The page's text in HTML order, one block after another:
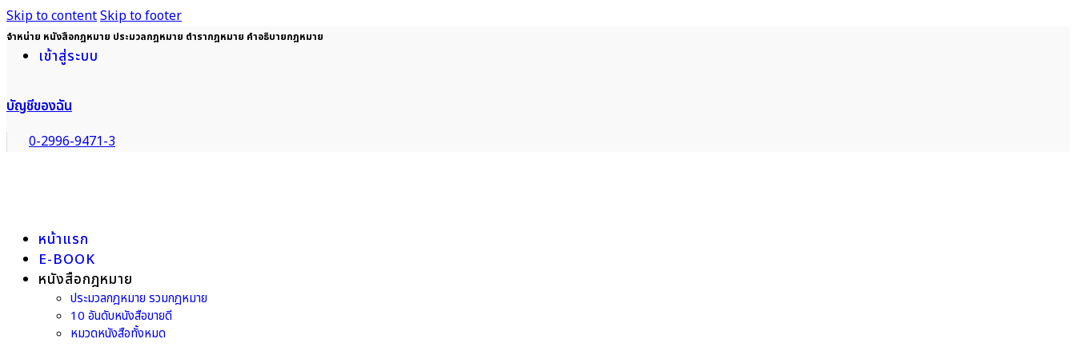
Skip to contentSkip to footer
จำหน่าย หนังสือกฎหมาย ประมวลกฎหมาย ตำรากฎหมาย คำอธิบายกฎหมาย
เข้าสู่ระบบ
บัญชีของฉัน
0-2996-9471-3
หน้าแรก
E-BOOK
หนังสือกฎหมาย
ประมวลกฎหมาย รวมกฎหมาย
10 อันดับหนังสือขายดี
หมวดหนังสือทั้งหมด